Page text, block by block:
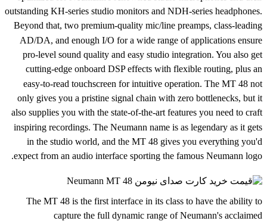
outstanding KH-series studio monitors and NDH-series headphones.
Beyond that, two premium-quality mic/line preamps, class-leading
AD/DA, and enough I/O for a wide range of applications ensure
pro-level sound quality and easy studio integration. You also get
cutting-edge onboard DSP effects with flexible routing, plus an
easy-to-read touchscreen for intuitive operation. The MT 48 not
only gives you a pristine signal chain with zero bottlenecks, but it
also supplies you with the state-of-the-art features you need to craft
inspiring recordings. The Neumann name is as legendary as it gets
in the studio world, and the MT 48 gives you everything you'd
expect from an audio interface sporting the famous Neumann logo.
The MT 48 is the first interface in its class to have the ability to
capture the full dynamic range of Neumann's acclaimed